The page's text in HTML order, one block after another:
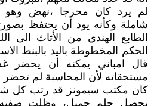
لم يرد كان محرجا ،نهض وهو
شاملة وكأنه يود أن يحتفظ
الطابع الهندي من الأثاث الى
الحكم المخطوطة باليد بالبنط
قال امباني يمكنه أن يحضر
مستحقاته لأن المحاسبة لم تحضر
كان مكتب سيمونز قد رتب كل
يحصل حلم جميل، وظلت